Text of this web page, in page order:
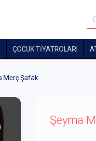
ÇOCUK TIYATROLARI
Merç Şafak
Şeyma